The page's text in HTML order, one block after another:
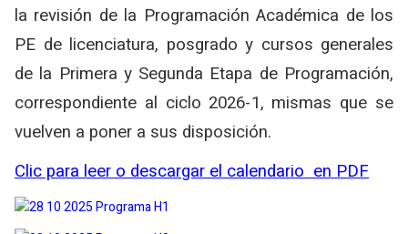
la revisión de la Programación Académica de los
PE de licenciatura, posgrado y cursos generales
de la Primera y Segunda Etapa de Programación,
correspondiente al ciclo 2026-1, mismas que se
vuelven a poner a sus disposición.
Clic para leer o descargar el calendario en PDF